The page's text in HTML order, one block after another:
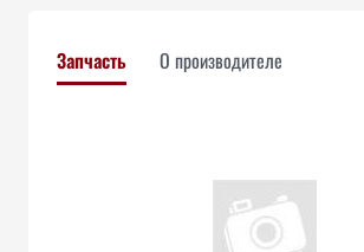
Запчасть О производителе